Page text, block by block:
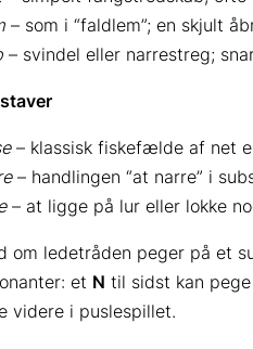
– som i “faldlem”; en skjult
– svindel eller narrestreg;
– klassisk fiskefælde af net
– handlingen “at narre” i
– at ligge på lur eller lokke
om ledetråden peger på et
et N til sidst kan
videre i puslespillet.